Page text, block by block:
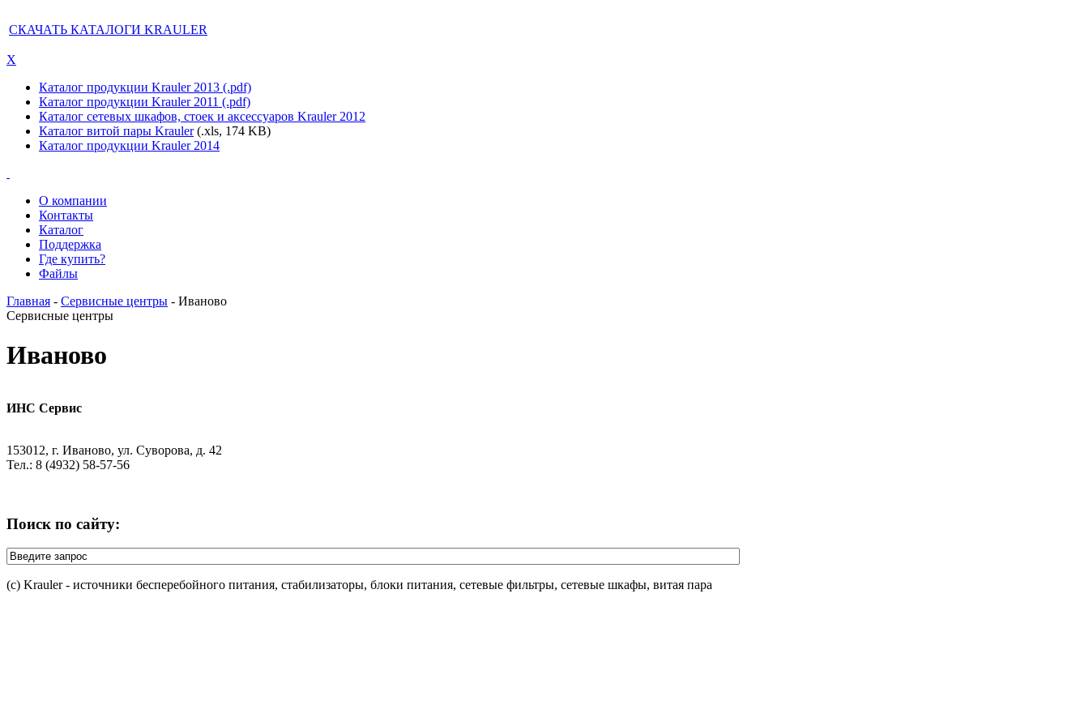
СКАЧАТЬ КАТАЛОГИ KRAULER
X
Каталог продукции Krauler 2013 (.pdf)
Каталог продукции Krauler 2011 (.pdf)
Каталог сетевых шкафов, стоек и аксессуаров Krauler 2012
Каталог витой пары Krauler(.xls, 174 KB)
Каталог продукции Krauler 2014
О компании
Контакты
Каталог
Поддержка
Где купить?
Файлы
Главная - Сервисные центры - Иваново
Сервисные центры
Иваново
ИНС Сервис
153012, г. Иваново, ул. Суворова, д. 42
Тел.: 8 (4932) 58-57-56
Поиск по сайту:
(c) Krauler - источники бесперебойного питания, стабилизаторы, блоки питания, сетевые фильтры, сетевые шкафы, витая пара